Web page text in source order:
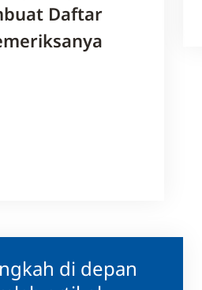
di depan
Daftar